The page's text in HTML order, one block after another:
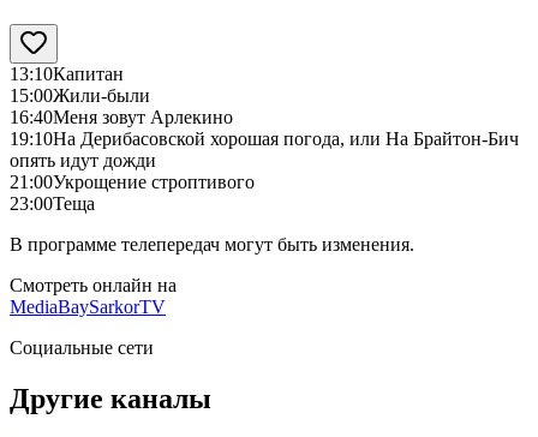
13:10Капитан
15:00Жили-были
16:40Меня зовут Арлекино
19:10На Дерибасовской хорошая погода, или На Брайтон-Бич
опять идут дожди
21:00Укрощение строптивого
23:00Теща
В программе телепередач могут быть изменения.
Смотреть онлайн на
MediaBaySarkorTV
Социальные сети
Другие каналы